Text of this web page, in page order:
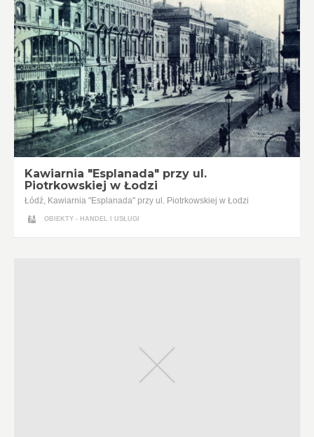
Kawiarnia "Esplanada" przy ul.
Piotrkowskiej w Łodzi
Łódź, Kawiarnia "Esplanada" przy ul. Piotrkowskiej w Łodzi
OBIEKTY - HANDEL I USŁUGI